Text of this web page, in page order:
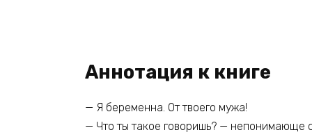
Аннотация к книге
— Я беременна. От твоего мужа!
— Что ты такое говоришь? — непонимающе